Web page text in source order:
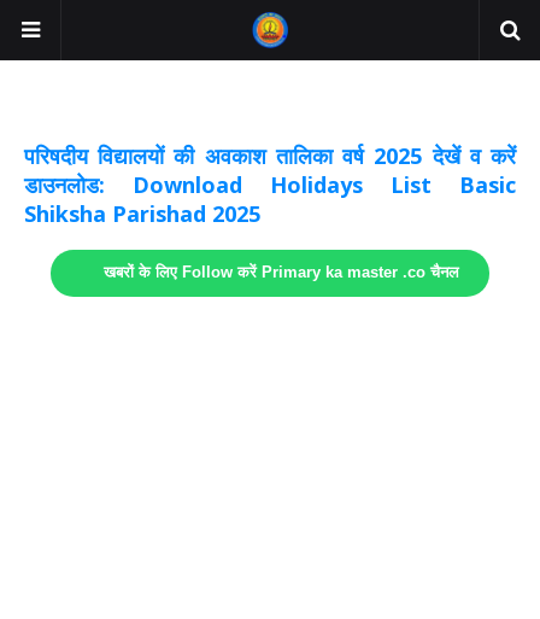
परिषदीय विद्यालयों की अवकाश तालिका वर्ष 2025 देखें व करें
डाउनलोड: Download Holidays List Basic
Shiksha Parishad 2025
खबरों के लिए Follow करें Primary ka master .co चैनल